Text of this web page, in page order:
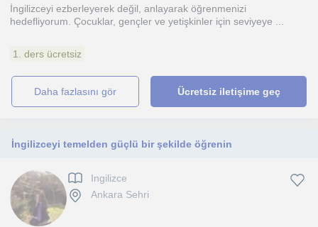
İngilizceyi ezberleyerek değil, anlayarak öğrenmenizi
hedefliyorum. Çocuklar, gençler ve yetişkinler için seviyeye ...
1. ders ücretsiz
daha fazlasını gör Ücretsiz iletişime geç
İngilizceyi temelden güçlü bir şekilde öğrenin
Ingilizce
Ankara Sehri